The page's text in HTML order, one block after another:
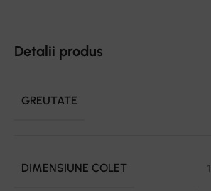
Detalii produs
GREUTATE
DIMENSIUNE COLET